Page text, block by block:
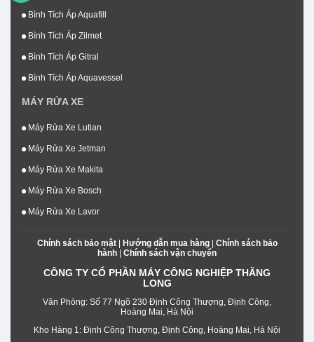
Bình Tích Áp Aquafill
Bình Tích Áp Zilmet
Bình Tích Áp Gitral
Bình Tích Áp Aquavessel
MÁY RỬA XE
Máy Rửa Xe Lutian
Máy Rửa Xe Jetman
Máy Rửa Xe Makita
Máy Rửa Xe Bosch
Máy Rửa Xe Lavor
Chính sách bảo mật| Hướng dẫn mua hàng| Chính sách bảo
hành
Chính sách vận chuyển
CÔNG TY CỔ PHẦN MÁY CÔNG NGHIỆP THĂNG
LONG
Văn Phòng: Số 77 Ngõ 230 Định Công Thượng, Định Công,
Hoàng Mai, Hà Nội
Kho Hàng 1: Định Công Thượng, Định Công, Hoàng Mai, Hà Nội